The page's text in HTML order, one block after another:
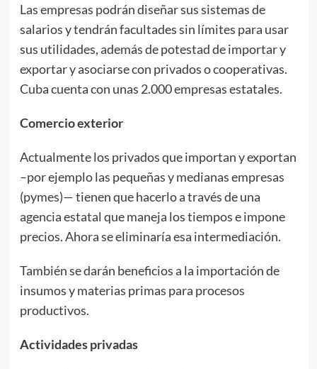
Las empresas podrán diseñar sus sistemas de
salarios y tendrán facultades sin límites para usar
sus utilidades, además de potestad de importar y
exportar y asociarse con privados o cooperativas.
Cuba cuenta con unas 2.000 empresas estatales.
Comercio exterior
Actualmente los privados que importan y exportan
–por ejemplo las pequeñas y medianas empresas
(pymes)— tienen que hacerlo a través de una
agencia estatal que maneja los tiempos e impone
precios. Ahora se eliminaría esa intermediación.
También se darán beneficios a la importación de
insumos y materias primas para procesos
productivos.
Actividades privadas